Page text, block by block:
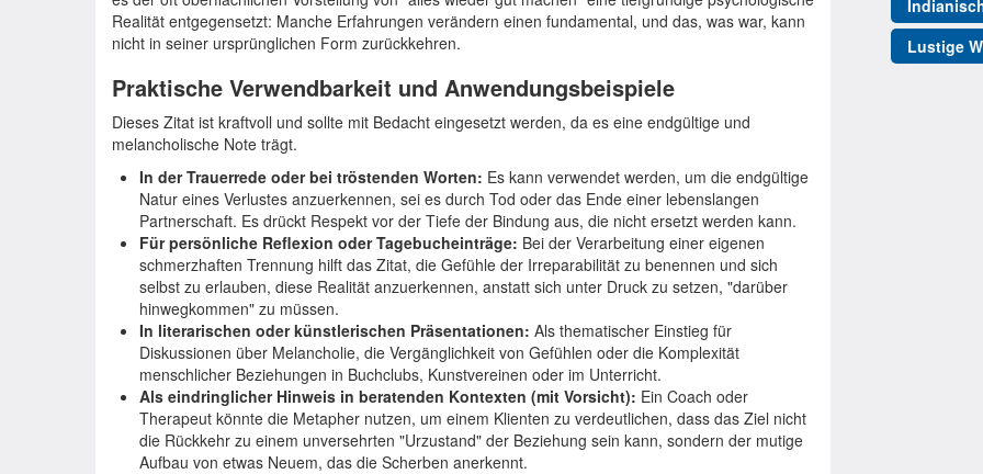
Realität entgegensetzt: Manche Erfahrungen verändern einen fundamental, und das, was war, kann
nicht in seiner ursprünglichen Form zurückkehren.
Praktische Verwendbarkeit und Anwendungsbeispiele
Dieses Zitat ist kraftvoll und sollte mit Bedacht eingesetzt werden, da es eine endgültige und
melancholische Note trägt.
In der Trauerrede oder bei tröstenden Worten: Es kann verwendet werden, um die endgültige
Natur eines Verlustes anzuerkennen, sei es durch Tod oder das Ende einer lebenslangen
Partnerschaft. Es drückt Respekt vor der Tiefe der Bindung aus, die nicht ersetzt werden kann.
Für persönliche Reflexion oder Tagebucheinträge: Bei der Verarbeitung einer eigenen
schmerzhaften Trennung hilft das Zitat, die Gefühle der Irreparabilität zu benennen und sich
selbst zu erlauben, diese Realität anzuerkennen, anstatt sich unter Druck zu setzen, "darüber
hinwegkommen" zu müssen.
In literarischen oder künstlerischen Präsentationen: Als thematischer Einstieg für
Diskussionen über Melancholie, die Vergänglichkeit von Gefühlen oder die Komplexität
menschlicher Beziehungen in Buchclubs, Kunstvereinen oder im Unterricht.
Als eindringlicher Hinweis in beratenden Kontexten (mit Vorsicht): Ein Coach oder
Therapeut könnte die Metapher nutzen, um einem Klienten zu verdeutlichen, dass das Ziel nicht
die Rückkehr zu einem unversehrten "Urzustand" der Beziehung sein kann, sondern der mutige
Aufbau von etwas Neuem, das die Scherben anerkennt.
Lustige